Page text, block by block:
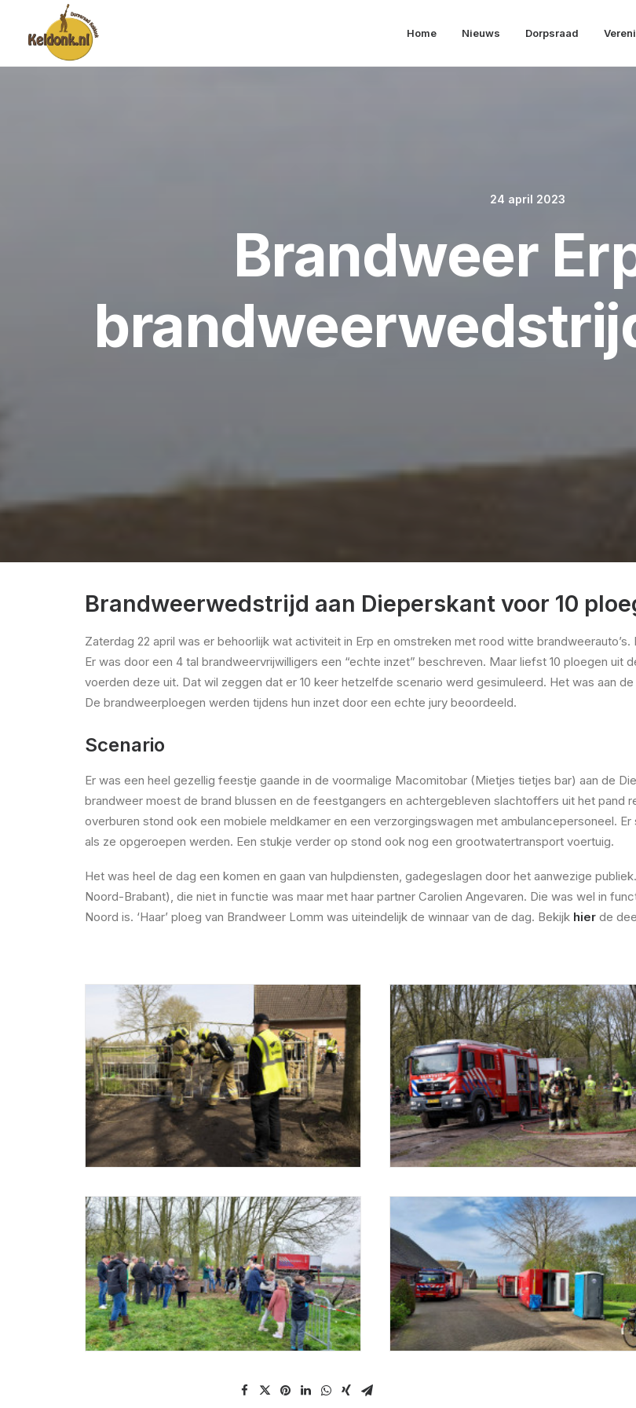
Home Nieuws Dorpsraad
24 april 2023
Brandweer
Brandweerwedstrijd aan Dieperskant voor 10
Zaterdag 22 april was er behoorlijk wat activiteit in Erp en omstreken met rood witte
Er was door een 4 tal brandweervrijwilligers een “echte inzet” beschreven. Maar liefst 10 ploegen uit
voerden deze uit. Dat wil zeggen dat er 10 keer hetzelfde scenario werd gesimuleerd. Het was aan
De brandweerploegen werden tijdens hun inzet door een echte jury beoordeeld.
Scenario
Er was een heel gezellig feestje gaande in de voormalige Macomitobar (Mietjes tietjes bar) aan de
brandweer moest de brand blussen en de feestgangers en achtergebleven slachtoffers uit het pand
overburen stond ook een mobiele meldkamer en een verzorgingswagen met ambulancepersoneel.
als ze opgeroepen werden. Een stukje verder op stond ook nog een grootwatertransport voertuig.
Het was heel de dag een komen en gaan van hulpdiensten, gadegeslagen door het aanwezige
Noord-Brabant), die niet in functie was maar met haar partner Carolien Angevaren. Die was wel in
Noord is. ‘Haar’ ploeg van Brandweer Lomm was uiteindelijk de winnaar van de dag. Bekijk hier de